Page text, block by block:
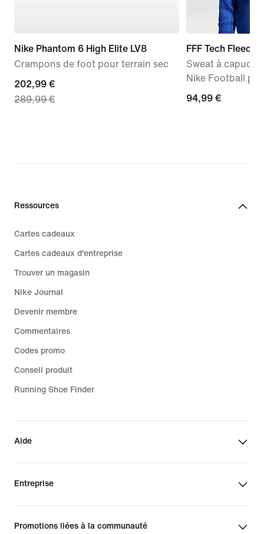
Nike Phantom 6 High Elite LV8
Crampons de foot pour terrain sec
current
price
289,99 €
202,99 €
289,99 €
FFF Tech Fleece
Sweat à
Nike Football
94,99 €
94,99 €
Ressources
Cartes cadeaux
Cartes cadeaux d'entreprise
Trouver un magasin
Nike Journal
Devenir membre
Commentaires
Codes promo
Conseil produit
Running Shoe Finder
Aide
Entreprise
Promotions liées à la communauté